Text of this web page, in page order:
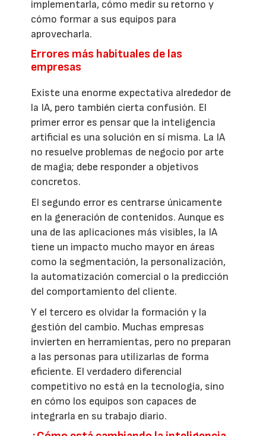
implementarla, cómo medir su retorno y
cómo formar a sus equipos para
aprovecharla.
Errores más habituales de las
empresas
Existe una enorme expectativa alrededor de
la IA, pero también cierta confusión. El
primer error es pensar que la inteligencia
artificial es una solución en sí misma. La IA
no resuelve problemas de negocio por arte
de magia; debe responder a objetivos
concretos.
El segundo error es centrarse únicamente
en la generación de contenidos. Aunque es
una de las aplicaciones más visibles, la IA
tiene un impacto mucho mayor en áreas
como la segmentación, la personalización,
la automatización comercial o la predicción
del comportamiento del cliente.
Y el tercero es olvidar la formación y la
gestión del cambio. Muchas empresas
invierten en herramientas, pero no preparan
a las personas para utilizarlas de forma
eficiente. El verdadero diferencial
competitivo no está en la tecnología, sino
en cómo los equipos son capaces de
integrarla en su trabajo diario.